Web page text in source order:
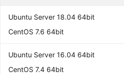
Ubuntu Server 18.04 64bit
CentOS 7.6 64bit
Ubuntu Server 16.04 64bit
CentOS 7.4 64bit